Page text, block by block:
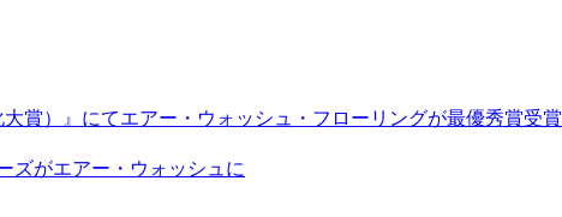
賞）』にてエアー・ウォッシュ・フローリングが最優秀賞受賞
がエアー・ウォッシュに